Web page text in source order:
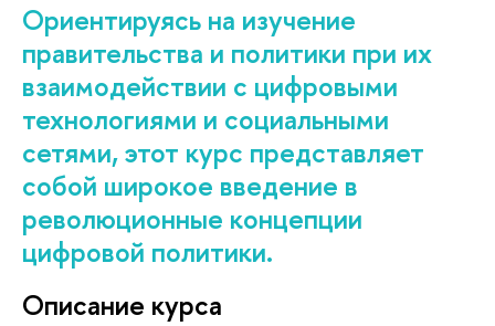
Ориентируясь на изучение
правительства и политики при их
взаимодействии с цифровыми
технологиями и социальными
сетями, этот курс представляет
собой широкое введение в
революционные концепции
цифровой политики.
Описание курса